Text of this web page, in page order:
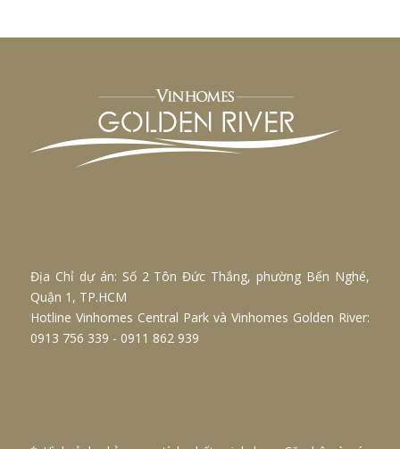
Địa Chỉ dự án: Số 2 Tôn Đức Thắng, phường Bến Nghé,
Quận 1, TP.HCM
Hotline Vinhomes Central ParkvàVinhomes Golden River:
0913 756 339 - 0911 862 939